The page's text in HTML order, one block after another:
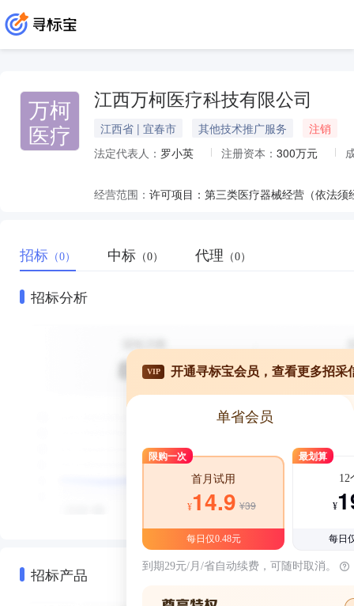
万柯
医疗
江西万柯医疗科技有限公司
江西省 | 宜春市 其他技术推广服务
注销
法定代表人： 罗小英 注册资本： 300万元
经营范围：
招标 （0） 中标 （0） 代理 （0）
招标分析
招标产品
VIP 开通寻标宝会员，查看更多招采
单省会员
限购一次
首月试用
¥14.9 ¥39
每日仅0.48元
最划算
12
¥
每日
到期29元/月/省自动续费，可随时取消。